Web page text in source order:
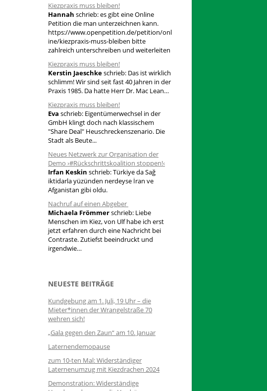
n
n
a
c
h
:
Kiezpraxis muss bleiben!
Hannah schrieb:es gibt eine Online
Petition die man unterzeichnen kann.
https://www.openpetition.de/petition/onl
ine/kiezpraxis-muss-bleiben bitte
zahlreich unterschreiben und weiterleiten
Kiezpraxis muss bleiben!
Kerstin Jaeschkeschrieb: Das ist wirklich
schlimm! Wir sind seit fast 40 Jahren in der
Praxis 1985. Da hatte Herr Dr. Mac Lean…
Kiezpraxis muss bleiben!
Eva schrieb: Eigentümerwechsel in der
GmbH klingt doch nach klassischem
"Share Deal" Heuschreckenszenario. Die
Stadt als Beute...
Neues Netzwerk zur Organisation der
Demo ›#Rückschrittskoalition stoppen!‹
Irfan Keskin schrieb:Türkiye da Sağ
iktidarla yüzünden nerdeyse İran ve
Afganistan gibi oldu.
Nachruf auf einen Abgeber
Michaela Frömmerschrieb: Liebe
Menschen im Kiez, von Ulf habe ich erst
jetzt erfahren durch eine Nachricht bei
Contraste. Zutiefst beeindruckt und
irgendwie…
NEUESTE BEITRÄGE
Kundgebung am 1. Juli, 19 Uhr – die
Mieter*innen der Wrangelstraße 70
wehren sich!
„Gala gegen den Zaun“ am 10. Januar
Laternendemopause
zum 10-ten Mal: Widerständiger
Laternenumzug mit Kiezdrachen 2024
Demonstration: Widerständige